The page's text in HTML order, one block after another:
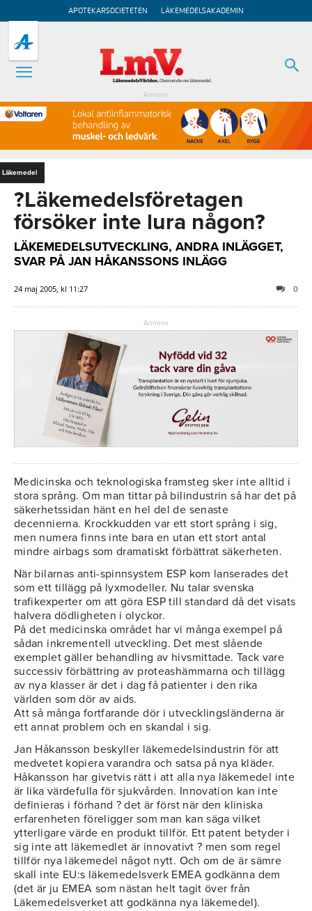
APOTEKARSOCIETETEN LÄKEMEDELSAKADEMIN
Annons
Läkemedel
?Läkemedelsföretagen
försöker inte lura någon?
LÄKEMEDELSUTVECKLING, ANDRA INLÄGGET,
SVAR PÅ JAN HÅKANSSONS INLÄGG
24 maj 2005, kl 11:27 0
Annons
Medicinska och teknologiska framsteg sker inte alltid i
stora språng. Om man tittar på bilindustrin så har det på
säkerhetssidan hänt en hel del de senaste
decennierna. Krockkudden var ett stort språng i sig,
men numera finns inte bara en utan ett stort antal
mindre airbags som dramatiskt förbättrat säkerheten.
När bilarnas anti-spinnsystem ESP kom lanserades det
som ett tillägg på lyxmodeller. Nu talar svenska
trafikexperter om att göra ESP till standard då det visats
halvera dödligheten i olyckor.
På det medicinska området har vi många exempel på
sådan inkrementell utveckling. Det mest slående
exemplet gäller behandling av hivsmittade. Tack vare
successiv förbättring av proteashämmarna och tillägg
av nya klasser är det i dag få patienter i den rika
världen som dör av aids.
Att så många fortfarande dör i utvecklingsländerna är
ett annat problem och en skandal i sig.
Jan Håkansson beskyller läkemedelsindustrin för att
medvetet kopiera varandra och satsa på nya kläder.
Håkansson har givetvis rätt i att alla nya läkemedel inte
är lika värdefulla för sjukvården. Innovation kan inte
definieras i förhand ? det är först när den kliniska
erfarenheten föreligger som man kan säga vilket
ytterligare värde en produkt tillför. Ett patent betyder i
sig inte att läkemedlet är innovativt ? men som regel
tillför nya läkemedel något nytt. Och om de är sämre
skall inte EU:s läkemedelsverk EMEA godkänna dem
(det är ju EMEA som nästan helt tagit över från
Läkemedelsverket att godkänna nya läkemedel).